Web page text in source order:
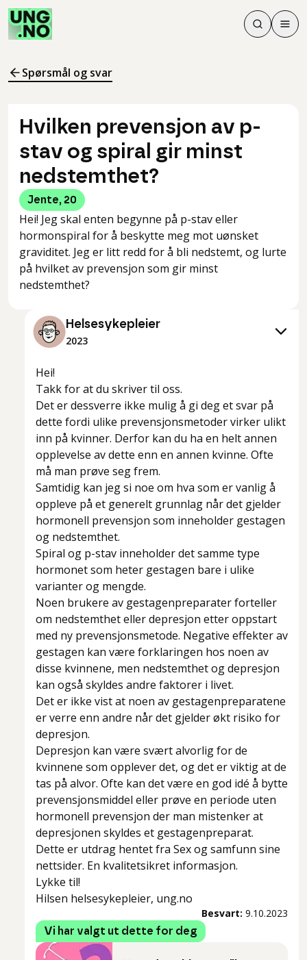
Søk
Søk
Meny
Spørsmål og svar
Hvilken prevensjon av p-
stav og spiral gir minst
nedstemthet?
Jente, 20
Hei! Jeg skal enten begynne på p-stav eller
hormonspiral for å beskytte meg mot uønsket
graviditet. Jeg er litt redd for å bli nedstemt, og lurte
på hvilket av prevensjon som gir minst
Helsesykepleier
2023
Hei!
Takk for at du skriver til oss.
Det er dessverre ikke mulig å gi deg et svar på
dette fordi ulike prevensjonsmetoder virker ulikt
inn på kvinner. Derfor kan du ha en helt annen
opplevelse av dette enn en annen kvinne. Ofte
må man prøve seg frem.
Samtidig kan jeg si noe om hva som er vanlig å
oppleve på et generelt grunnlag når det gjelder
hormonell prevensjon som inneholder gestagen
og nedstemthet.
Spiral og p-stav inneholder det samme type
hormonet som heter gestagen bare i ulike
varianter og mengde.
Noen brukere av gestagenpreparater forteller
om nedstemthet eller depresjon etter oppstart
med ny prevensjonsmetode. Negative effekter av
gestagen kan være forklaringen hos noen av
disse kvinnene, men nedstemthet og depresjon
kan også skyldes andre faktorer i livet.
Det er ikke vist at noen av gestagenpreparatene
er verre enn andre når det gjelder økt risiko for
depresjon.
Depresjon kan være svært alvorlig for de
kvinnene som opplever det, og det er viktig at de
tas på alvor. Ofte kan det være en god idé å bytte
prevensjonsmiddel eller prøve en periode uten
hormonell prevensjon der man mistenker at
depresjonen skyldes et gestagenpreparat.
Dette er utdrag hentet fra Sex og samfunn sine
nettsider. En kvalitetsikret informasjon.
Lykke til!
Hilsen helsesykepleier, ung.no
Besvart: 9.10.2023
Vi har valgt ut dette for deg